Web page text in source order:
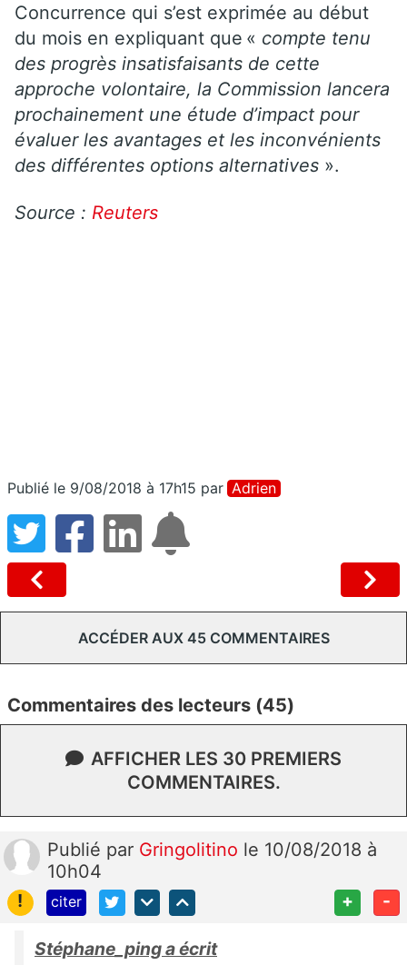
Concurrence qui s’est exprimée au début
du mois en expliquant que « compte tenu
des progrès insatisfaisants de cette
approche volontaire, la Commission lancera
prochainement une étude d’impact pour
évaluer les avantages et les inconvénients
des différentes options alternatives ».
Source : Reuters
Publié le 9/08/2018 à 17h15 par Adrien
ACCÉDER AUX 45 COMMENTAIRES
Commentaires des lecteurs (45)
AFFICHER LES 30 PREMIERS
COMMENTAIRES.
Publié par Gringolitino le 10/08/2018 à
10h04
!
citer + -
Stéphane_ping a écrit